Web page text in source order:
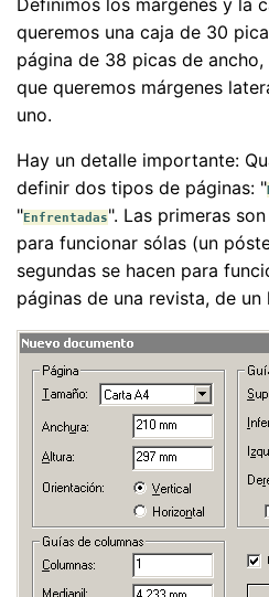
Definimos los márgenes y la
queremos una caja de 30
página de 38 picas de
que queremos márgenes
uno.
Hay un detalle importante:
definir dos tipos de páginas: "
"Enfrentadas". Las primeras
para funcionar sólas (un
segundas se hacen para
páginas de una revista, de